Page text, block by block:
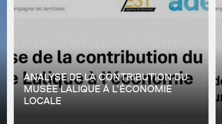
ANALYSE DE LA CONTRIBUTION DU
MUSÉE LALIQUE À L’ÉCONOMIE
LOCALE